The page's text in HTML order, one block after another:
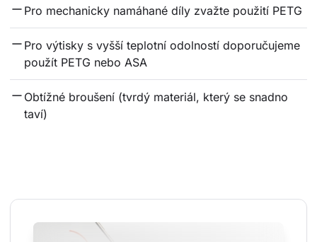
Pro mechanicky namáhané díly zvažte použití PETG
Pro výtisky s vyšší teplotní odolností doporučujeme
použít PETG nebo ASA
Obtížné broušení (tvrdý materiál, který se snadno
taví)